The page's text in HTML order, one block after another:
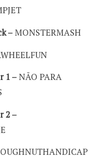
–MONSTERMASH
1 –NÃO PARA
2 –